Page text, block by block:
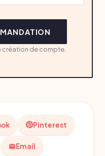
création de compte.
Pinterest
Email